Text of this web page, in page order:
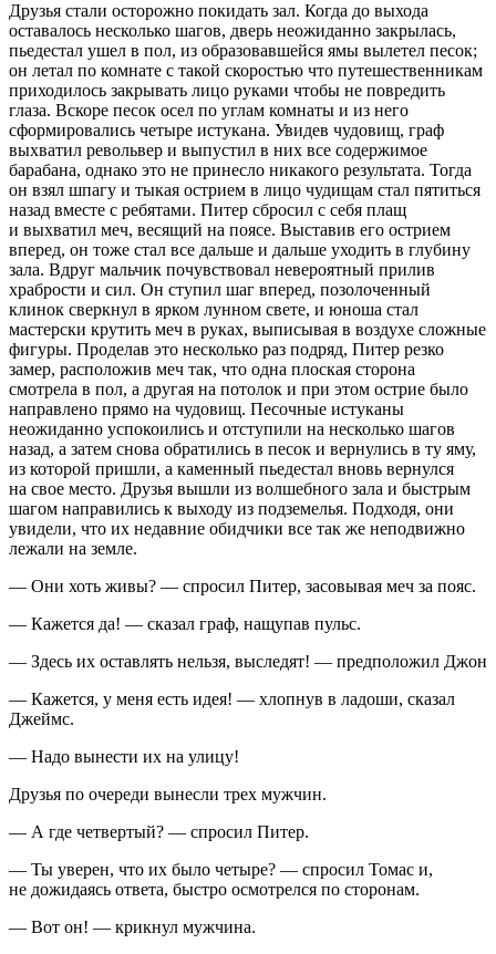
Друзья стали осторожно покидать зал. Когда до выхода
оставалось несколько шагов, дверь неожиданно закрылась,
пьедестал ушел в пол, из образовавшейся ямы вылетел песок;
он летал по комнате с такой скоростью что путешественникам
приходилось закрывать лицо руками чтобы не повредить
глаза. Вскоре песок осел по углам комнаты и из него
сформировались четыре истукана. Увидев чудовищ, граф
выхватил револьвер и выпустил в них все содержимое
барабана, однако это не принесло никакого результата. Тогда
он взял шпагу и тыкая острием в лицо чудищам стал пятиться
назад вместе с ребятами. Питер сбросил с себя плащ
и выхватил меч, весящий на поясе. Выставив его острием
вперед, он тоже стал все дальше и дальше уходить в глубину
зала. Вдруг мальчик почувствовал невероятный прилив
храбрости и сил. Он ступил шаг вперед, позолоченный
клинок сверкнул в ярком лунном свете, и юноша стал
мастерски крутить меч в руках, выписывая в воздухе сложные
фигуры. Проделав это несколько раз подряд, Питер резко
замер, расположив меч так, что одна плоская сторона
смотрела в пол, а другая на потолок и при этом острие было
направлено прямо на чудовищ. Песочные истуканы
неожиданно успокоились и отступили на несколько шагов
назад, а затем снова обратились в песок и вернулись в ту яму,
из которой пришли, а каменный пьедестал вновь вернулся
на свое место. Друзья вышли из волшебного зала и быстрым
шагом направились к выходу из подземелья. Подходя, они
увидели, что их недавние обидчики все так же неподвижно
лежали на земле.
— Они хоть живы? — спросил Питер, засовывая меч за пояс.
— Кажется да! — сказал граф, нащупав пульс.
— Здесь их оставлять нельзя, выследят! — предположил Джон
— Кажется, у меня есть идея! — хлопнув в ладоши, сказал
Джеймс.
— Надо вынести их на улицу!
Друзья по очереди вынесли трех мужчин.
— А где четвертый? — спросил Питер.
— Ты уверен, что их было четыре? — спросил Томас и,
не дожидаясь ответа, быстро осмотрелся по сторонам.
— Вот он! — крикнул мужчина.